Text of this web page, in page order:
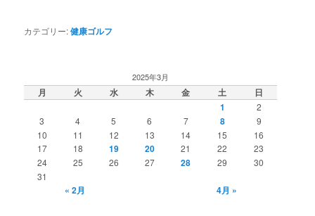
カテゴリー:健康ゴルフ
2025年3月
月 火 水 木 金 土
日
1
2
3
4 5 6 7 8
9
10
11 12 13 14 15
16
17
18 19 20 21 22
23
24
25 26 27 28 29
30
31
« 2月 4月 »